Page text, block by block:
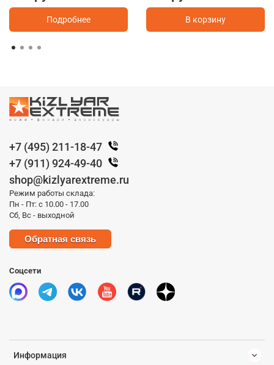
Подробнее В корзину
Информация
+7 (495) 211-18-47
+7 (911) 924-49-40
shop@kizlyarextreme.ru
Режим работы склада:
Пн - Пт: с 10.00 - 17.00
Сб, Вс - выходной
Обратная связь
Соцсети